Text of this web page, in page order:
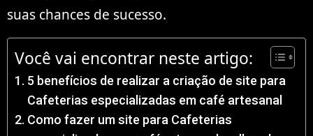
suas chances de sucesso.
Você vai encontrar neste artigo:
5 benefícios de realizar a criação de site para
Cafeterias especializadas em café artesanal
Como fazer um site para Cafeterias